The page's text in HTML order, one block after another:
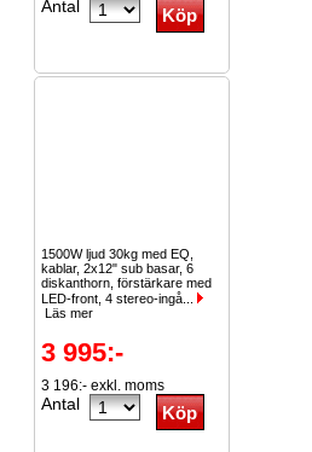
Antal
1500W ljud 30kg med EQ,
kablar, 2x12" sub basar, 6
diskanthorn, förstärkare med
LED-front, 4 stereo-ingå...
Läs mer
3 995:-
3 196:- exkl. moms
Antal